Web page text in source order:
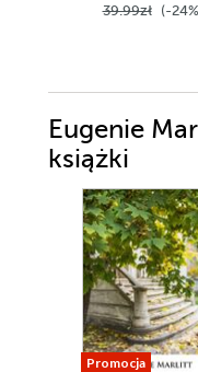
39.99zł (-
Eugenie
książki
Promocja